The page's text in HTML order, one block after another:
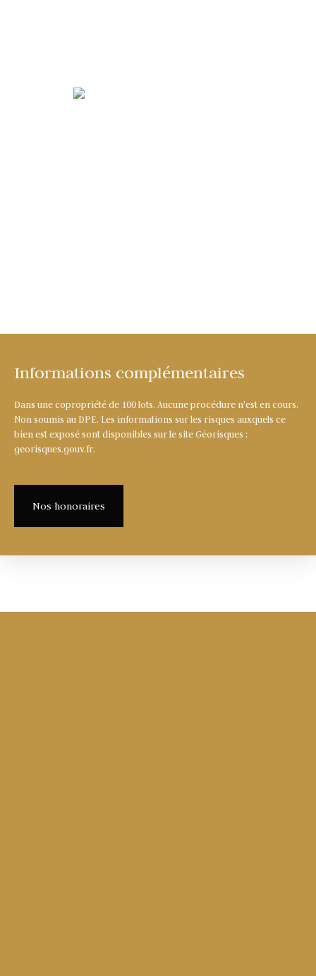
Informations complémentaires
Dans une copropriété de 100 lots. Aucune procédure n'est en cours.
Non soumis au DPE. Les informations sur les risques auxquels ce
bien est exposé sont disponibles sur le site Géorisques :
georisques.gouv.fr.
Nos honoraires